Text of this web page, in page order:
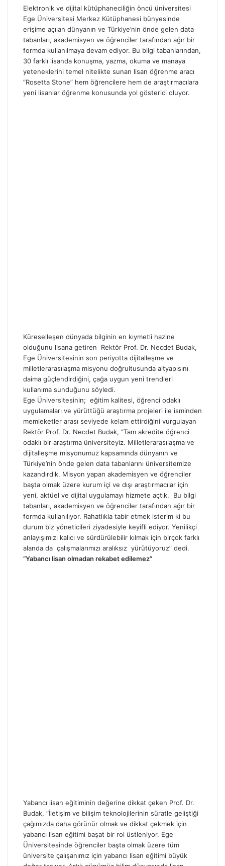
Elektronik ve dijital kütüphaneciliğin öncü üniversitesi
Ege Üniversitesi Merkez Kütüphanesi bünyesinde
erişime açılan dünyanın ve Türkiye’nin önde gelen data
tabanları, akademisyen ve öğrenciler tarafından ağır bir
formda kullanılmaya devam ediyor. Bu bilgi tabanlarından,
30 farklı lisanda konuşma, yazma, okuma ve manaya
yeteneklerini temel nitelikte sunan lisan öğrenme aracı
“Rosetta Stone” hem öğrencilere hem de araştırmacılara
yeni lisanlar öğrenme konusunda yol gösterici oluyor.
Küreselleşen dünyada bilginin en kıymetli hazine
olduğunu lisana getiren Rektör Prof. Dr. Necdet Budak,
Ege Üniversitesinin son periyotta dijitalleşme ve
milletlerarasılaşma misyonu doğrultusunda altyapısını
daima güçlendirdiğini, çağa uygun yeni trendleri
kullanıma sunduğunu söyledi.
Ege Üniversitesinin; eğitim kalitesi, öğrenci odaklı
uygulamaları ve yürüttüğü araştırma projeleri ile isminden
memleketler arası seviyede kelam ettirdiğini vurgulayan
Rektör Prof. Dr. Necdet Budak, “Tam akredite öğrenci
odaklı bir araştırma üniversiteyiz. Milletlerarasılaşma ve
dijitalleşme misyonumuz kapsamında dünyanın ve
Türkiye’nin önde gelen data tabanlarını üniversitemize
kazandırdık. Misyon yapan akademisyen ve öğrenciler
başta olmak üzere kurum içi ve dışı araştırmacılar için
yeni, aktüel ve dijital uygulamayı hizmete açtık. Bu bilgi
tabanları, akademisyen ve öğrenciler tarafından ağır bir
formda kullanılıyor. Rahatlıkla tabir etmek isterim ki bu
durum biz yöneticileri ziyadesiyle keyifli ediyor. Yenilikçi
anlayışımızı kalıcı ve sürdürülebilir kılmak için birçok farklı
alanda da çalışmalarımızı aralıksız yürütüyoruz” dedi.
“Yabancı lisan olmadan rekabet edilemez”
Yabancı lisan eğitiminin değerine dikkat çeken Prof. Dr.
Budak, “İletişim ve bilişim teknolojilerinin süratle geliştiği
çağımızda daha görünür olmak ve dikkat çekmek için
yabancı lisan eğitimi başat bir rol üstleniyor. Ege
Üniversitesinde öğrenciler başta olmak üzere tüm
üniversite çalışanımız için yabancı lisan eğitimi büyük